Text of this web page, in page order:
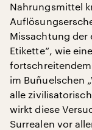
Nahrungsmittel
Missachtung der
Etikette“, wie
im Buñuelschen
alle
wirkt diese
Surrealen vor